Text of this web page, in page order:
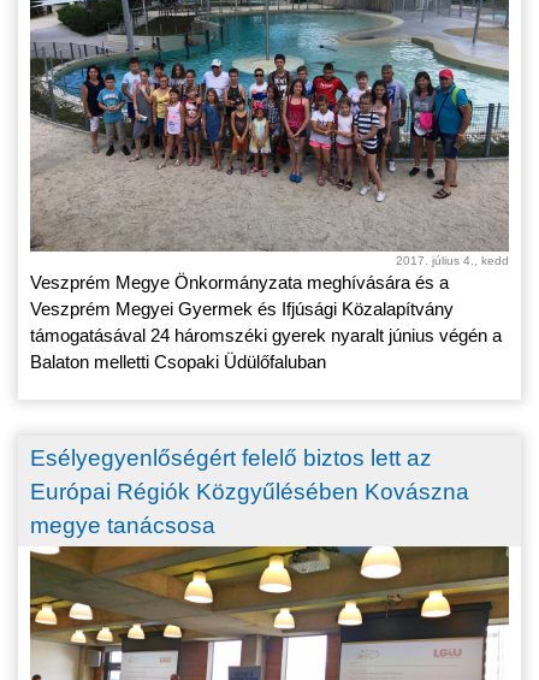
2017. július 4., kedd
Veszprém Megye Önkormányzata meghívására és a
Veszprém Megyei Gyermek és Ifjúsági Közalapítvány
támogatásával 24 háromszéki gyerek nyaralt június végén a
Balaton melletti Csopaki Üdülőfaluban
Esélyegyenlőségért felelő biztos lett az
Európai Régiók Közgyűlésében Kovászna
megye tanácsosa